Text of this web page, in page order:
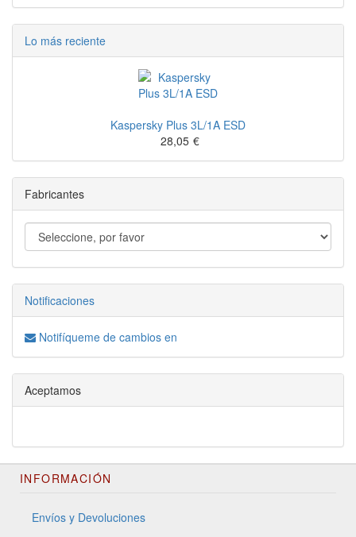
Lo más reciente
Kaspersky Plus 3L/1A ESD
28,05 €
Fabricantes
Notificaciones
Notifíqueme de cambios en
Aceptamos
INFORMACIÓN
Envíos y Devoluciones